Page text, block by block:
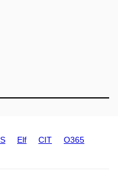
Elf CIT O365